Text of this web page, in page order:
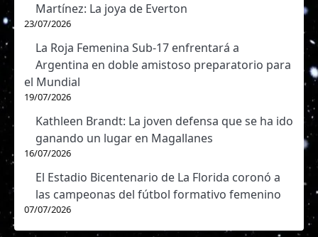
Martínez: La joya de Everton
23/07/2026
La Roja Femenina Sub-17 enfrentará a
Argentina en doble amistoso preparatorio para
el Mundial
19/07/2026
Kathleen Brandt: La joven defensa que se ha ido
ganando un lugar en Magallanes
16/07/2026
El Estadio Bicentenario de La Florida coronó a
las campeonas del fútbol formativo femenino
07/07/2026